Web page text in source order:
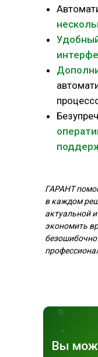
ГАРАНТ
в каждом
актуальной
экономить
Вы